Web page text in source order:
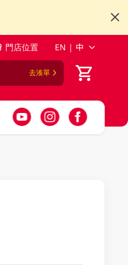
門店位置 EN | 中
去湊單